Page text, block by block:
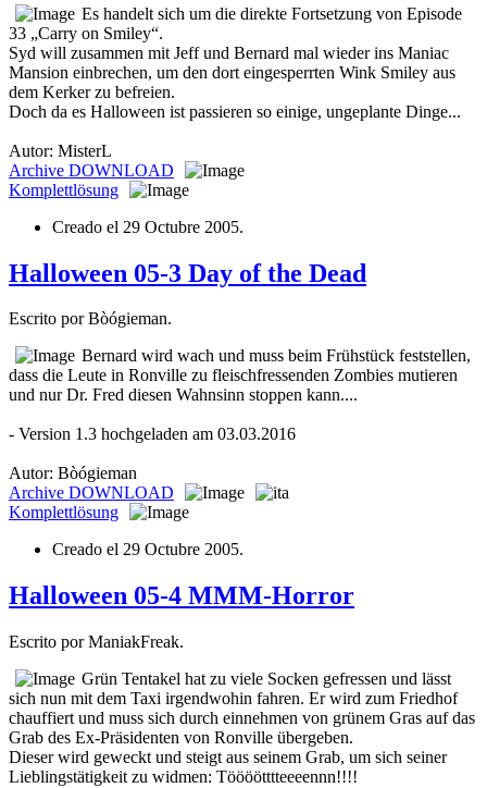
Es handelt sich um die direkte Fortsetzung von Episode
33 „Carry on Smiley“.
Syd will zusammen mit Jeff und Bernard mal wieder ins Maniac
Mansion einbrechen, um den dort eingesperrten Wink Smiley aus
dem Kerker zu befreien.
Doch da es Halloween ist passieren so einige, ungeplante Dinge...
Autor: MisterL
Archive DOWNLOAD
Komplettlösung
Creado el 29 Octubre 2005.
Halloween 05-3 Day of the Dead
Escrito por Bòógieman.
Bernard wird wach und muss beim Frühstück feststellen,
dass die Leute in Ronville zu fleischfressenden Zombies mutieren
und nur Dr. Fred diesen Wahnsinn stoppen kann....
- Version 1.3 hochgeladen am 03.03.2016
Autor: Bòógieman
Archive DOWNLOAD
Komplettlösung
Creado el 29 Octubre 2005.
Halloween 05-4 MMM-Horror
Escrito por ManiakFreak.
Grün Tentakel hat zu viele Socken gefressen und lässt
sich nun mit dem Taxi irgendwohin fahren. Er wird zum Friedhof
chauffiert und muss sich durch einnehmen von grünem Gras auf das
Grab des Ex-Präsidenten von Ronville übergeben.
Dieser wird geweckt und steigt aus seinem Grab, um sich seiner
Lieblingstätigkeit zu widmen: Töööötttteeeennn!!!!